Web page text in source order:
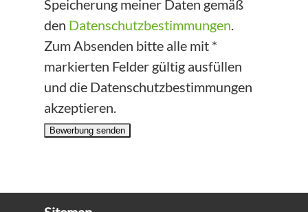
Speicherung meiner Daten gemäß
den Datenschutzbestimmungen.
Zum Absenden bitte alle mit *
markierten Felder gültig ausfüllen
und die Datenschutzbestimmungen
akzeptieren.
Bewerbung senden